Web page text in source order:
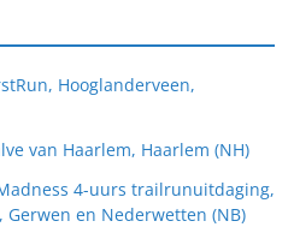
Hooglanderveen,
van Haarlem, Haarlem (NH)
4-uurs trailrunuitdaging,
en Nederwetten (NB)